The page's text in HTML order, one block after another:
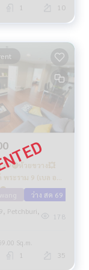
1 10
ห้วยขวาง💥
พระราม 9 (เบล อ
ว่าง สค 69
Petchburi,
178
Sq.m.
1 35